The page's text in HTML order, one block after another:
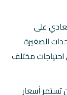
على
الصغيرة
احتياجات مختلف
تستمر أسعار